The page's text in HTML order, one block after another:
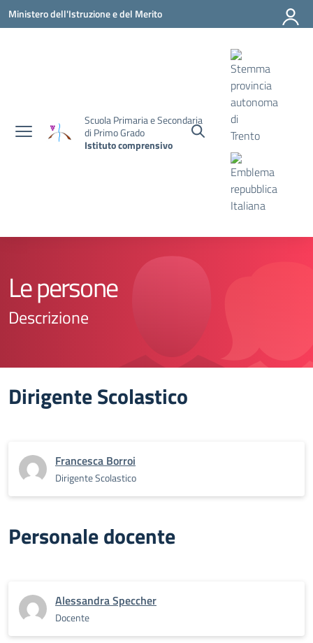
Vai ai contenuti
Vai al menu di navigazione
Vai al footer
Ministero dell'Istruzione e del Merito
Scuola Primaria e Secondaria
di Primo Grado
Istituto comprensivo
Le persone
Descrizione
Dirigente Scolastico
Francesca Borroi
Dirigente Scolastico
Personale docente
Alessandra Speccher
Docente